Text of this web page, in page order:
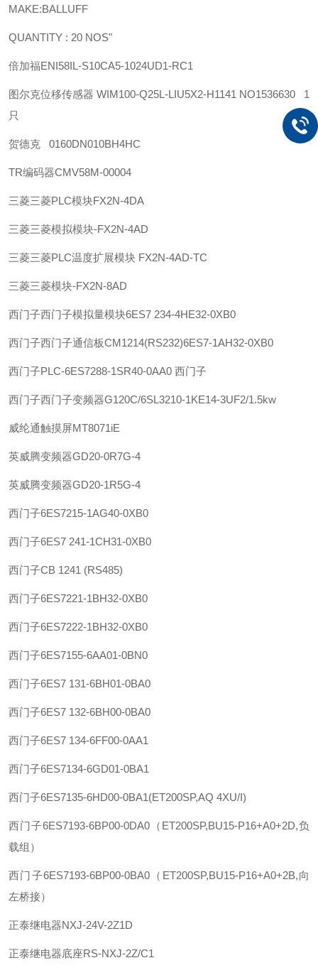
MAKE:BALLUFF
QUANTITY : 20 NOS"
倍加福ENI58IL-S10CA5-1024UD1-RC1
图尔克位移传感器 WIM100-Q25L-LIU5X2-H1141 NO1536630 1
只
贺德克 0160DN010BH4HC
TR编码器CMV58M-00004
三菱三菱PLC模块FX2N-4DA
三菱三菱模拟模块-FX2N-4AD
三菱三菱PLC温度扩展模块 FX2N-4AD-TC
三菱三菱模块-FX2N-8AD
西门子西门子模拟量模块6ES7 234-4HE32-0XB0
西门子西门子通信板CM1214(RS232)6ES7-1AH32-0XB0
西门子PLC-6ES7288-1SR40-0AA0 西门子
西门子西门子变频器G120C/6SL3210-1KE14-3UF2/1.5kw
威纶通触摸屏MT8071iE
英威腾变频器GD20-0R7G-4
英威腾变频器GD20-1R5G-4
西门子6ES7215-1AG40-0XB0
西门子6ES7 241-1CH31-0XB0
西门子CB 1241 (RS485)
西门子6ES7221-1BH32-0XB0
西门子6ES7222-1BH32-0XB0
西门子6ES7155-6AA01-0BN0
西门子6ES7 131-6BH01-0BA0
西门子6ES7 132-6BH00-0BA0
西门子6ES7 134-6FF00-0AA1
西门子6ES7134-6GD01-0BA1
西门子6ES7135-6HD00-0BA1(ET200SP,AQ 4XU/I)
西门子6ES7193-6BP00-0DA0（ET200SP,BU15-P16+A0+2D,负
载组）
西门子6ES7193-6BP00-0BA0（ET200SP,BU15-P16+A0+2B,向
左桥接）
正泰继电器NXJ-24V-2Z1D
正泰继电器底座RS-NXJ-2Z/C1